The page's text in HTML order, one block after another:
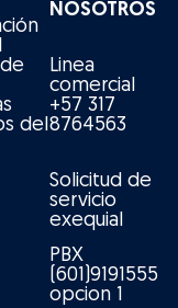
del
NOSOTROS
Linea
comercial
+57 317
8764563
Solicitud de
servicio
exequial
PBX
(601)9191555
opcion 1